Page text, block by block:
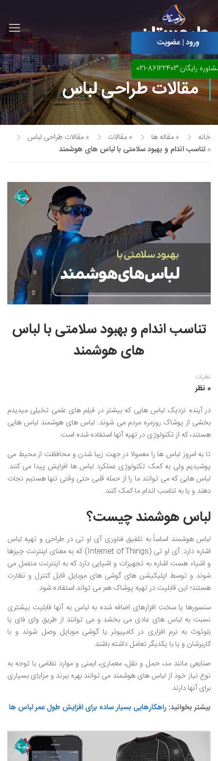
آموزش مجازی طراحی لباس
آموزش مجازی گرافیک
آموزش مجازی طراحی داخلی
نقاشی پاستل
نقاشی رنگ روغن
نقاشی آبرنگ
نقاشی کودک و نوجوان
طراحی سیاه قلم
نقاشی مینیاتور(نگارگری)
نقاشی تذهیب و گل و مرغ
خوشنویسی نستعلیق
خوشنویسی با خودکار
خط نقاشی
ورود | عضویت
رایگان:86122403-021
مقالات طراحی لباس
خانه » مقاله ها » مقالات » مقالات طراحی لباس
» تناسب اندام و بهبود سلامتی با لباس های هوشمند
تناسب اندام و بهبود سلامتی با لباس
های هوشمند
نظرات
0 نظر
در آینده نزدیک لباس هایی که بیشتر در فیلم های علمی تخیلی میدیدم
بخشی از پوشاک روزمره مردم می شوند. لباس های هوشمند لباس هایی
هستند، که از تکنولوژی در تهیه آنها استفاده شده است.
تا به امروز لباس ها را معمولا در جهت زیبا شدن و محافظت از محیط می
پوشیدیم ولی به کمک تکنولوژی عملکرد لباس ها افزایش پیدا می کنند.
لباس هایی که می توانند ما را از حمله قلبی حتی وقتی تنها هستیم نجات
دهند و یا به تناسب اندام ما کمک کنند.
لباس هوشمند چیست؟
لباس هوشمند اساساً به تلفیق فناوری آی او تی در طراحی و تهیه لباس
اشاره دارد. آی او تی (Internet of Things) که به معنای اینترنت چیزها
و اشیاء هست اشاره به تجهیزات و اشیایی دارد که به اینترنت متصل می
شوند و توسط اپلیکیشن های گوشی های موبایل قابل کنترل و نظارت
هستند؛ این قابلیت در تهیه پوشاک هم می تواند استفاده شود.
سنسورها یا سخت افزارهای اضافه شده به لباس به آنها قابلیت بیشتری
نسبت به لباس های عادی می بخشد و می توانند از طریق وای فای یا
بلوتوث به نرم افزاری در کامپیوتر یا گوشی موبایل وصل شوند و با
کاربرشان و یا با یکدیگر تعامل داشته باشند.
صنایعی مانند مد، حمل و نقل، معماری، ایمنی و موارد نظامی با توجه به
نوع نیاز خود از لباس های هوشمند می توانند بهره ببرند و مزایای بسیاری
برای آنها دارند.
بیشتر بخوانید: راهکارهایی بسیار ساده برای افزایش طول عمر لباس ها